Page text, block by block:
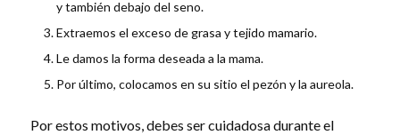
y también debajo del seno.
Extraemos el exceso de grasa y tejido mamario.
Le damos la forma deseada a la mama.
Por último, colocamos en su sitio el pezón y la aureola.
Por estos motivos, debes ser cuidadosa durante el